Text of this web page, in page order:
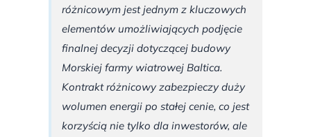
różnicowym jest jednym z kluczowych
elementów umożliwiających podjęcie
finalnej decyzji dotyczącej budowy
Morskiej farmy wiatrowej Baltica.
Kontrakt różnicowy zabezpieczy duży
wolumen energii po stałej cenie, co jest
korzyścią nie tylko dla inwestorów, ale